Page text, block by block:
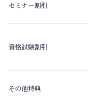
セミナー割引
資格試験割引
その他特典